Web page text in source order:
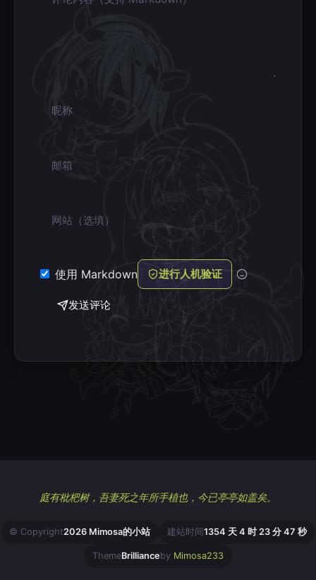
昵称
邮箱
网站
使用 Markdown 进行人机验证
发送评论
庭有枇杷树，吾妻死之年所手植也，今已亭亭如盖矣。
© Copyright2026 Mimosa的小站 建站时间1354 天 4 时 23 分 48 秒
ThemeBrillianceby Mimosa233